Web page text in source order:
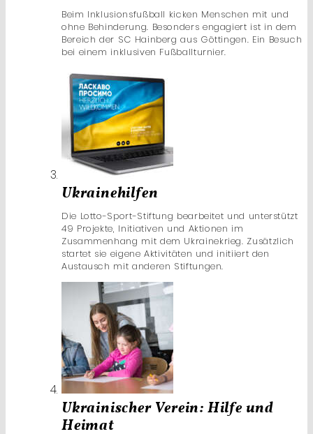
Beim Inklusionsfußball kicken Menschen mit und
ohne Behinderung. Besonders engagiert ist in dem
Bereich der SC Hainberg aus Göttingen. Ein Besuch
bei einem inklusiven Fußballturnier.
Ukrainehilfen
Die Lotto-Sport-Stiftung bearbeitet und unterstützt
49 Projekte, Initiativen und Aktionen im
Zusammenhang mit dem Ukrainekrieg. Zusätzlich
startet sie eigene Aktivitäten und initiiert den
Austausch mit anderen Stiftungen.
Ukrainischer Verein: Hilfe und
Heimat